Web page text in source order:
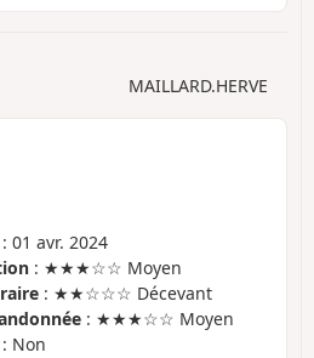
MAILLARD.HERVE
: 01 avr. 2024
: ★★★☆☆ Moyen
: ★★☆☆☆ Décevant
: ★★★☆☆ Moyen
: Non